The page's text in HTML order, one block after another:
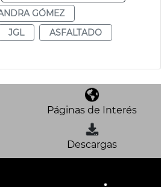
GÓMEZ
JGL
ASFALTADO
Páginas de Interés
Descargas